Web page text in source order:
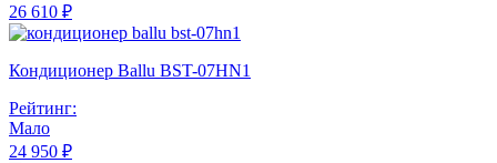
26 610 ₽
Кондиционер Ballu BST-07HN1
Рейтинг:
Мало
24 950 ₽